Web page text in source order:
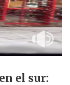
el sur: